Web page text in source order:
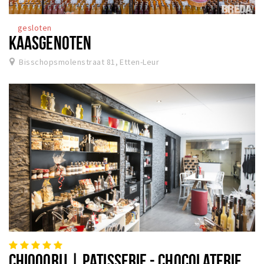
gesloten
KAASGENOTEN
Bisschopsmolenstraat 81, Etten-Leur